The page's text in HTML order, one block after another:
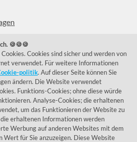
🍪🍪🍪
Cookies sind sicher und werden von
verwendet. Für weitere Informationen
politik. Auf dieser Seite können Sie
ändern. Die Website verwendet
Funktions-Cookies; ohne diese würde
Analyse-Cookies; die erhaltenen
um das Funktionieren der Website zu
erhaltenen Informationen werden
Werbung auf anderen Websites mit dem
Wert für Sie anzuzeigen. Diese Website